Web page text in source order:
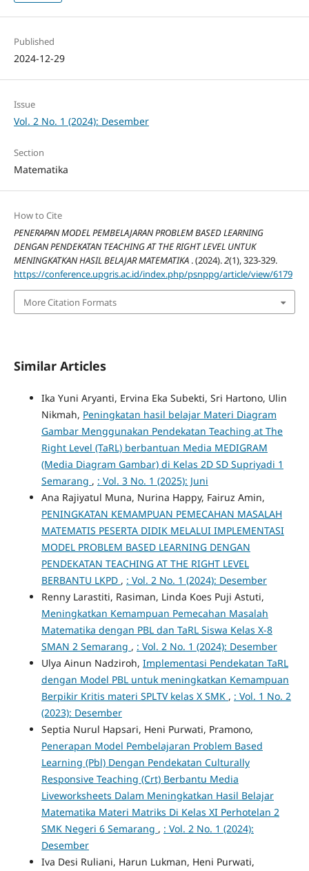
Published
2024-12-29
Issue
Vol. 2 No. 1 (2024): Desember
Section
Matematika
How to Cite
PENERAPAN MODEL PEMBELAJARAN PROBLEM BASED LEARNING
DENGAN PENDEKATAN TEACHING AT THE RIGHT LEVEL UNTUK
MENINGKATKAN HASIL BELAJAR MATEMATIKA . (2024).2(1), 323-329.
https://conference.upgris.ac.id/index.php/psnppg/article/view/6179
More Citation Formats
Similar Articles
Ika Yuni Aryanti, Ervina Eka Subekti, Sri Hartono, Ulin
Nikmah, Peningkatan hasil belajar Materi Diagram
Gambar Menggunakan Pendekatan Teaching at The
Right Level (TaRL) berbantuan Media MEDIGRAM
(Media Diagram Gambar) di Kelas 2D SD Supriyadi 1
Semarang , : Vol. 3 No. 1 (2025): Juni
Ana Rajiyatul Muna, Nurina Happy, Fairuz Amin,
PENINGKATAN KEMAMPUAN PEMECAHAN MASALAH
MATEMATIS PESERTA DIDIK MELALUI IMPLEMENTASI
MODEL PROBLEM BASED LEARNING DENGAN
PENDEKATAN TEACHING AT THE RIGHT LEVEL
BERBANTU LKPD , : Vol. 2 No. 1 (2024): Desember
Renny Larastiti, Rasiman, Linda Koes Puji Astuti,
Meningkatkan Kemampuan Pemecahan Masalah
Matematika dengan PBL dan TaRL Siswa Kelas X-8
SMAN 2 Semarang , : Vol. 2 No. 1 (2024): Desember
Ulya Ainun Nadziroh, Implementasi Pendekatan TaRL
dengan Model PBL untuk meningkatkan Kemampuan
Berpikir Kritis materi SPLTV kelas X SMK , : Vol. 1 No. 2
(2023): Desember
Septia Nurul Hapsari, Heni Purwati, Pramono,
Penerapan Model Pembelajaran Problem Based
Learning (Pbl) Dengan Pendekatan Culturally
Responsive Teaching (Crt) Berbantu Media
Liveworksheets Dalam Meningkatkan Hasil Belajar
Matematika Materi Matriks Di Kelas XI Perhotelan 2
SMK Negeri 6 Semarang , : Vol. 2 No. 1 (2024):
Desember
Iva Desi Ruliani, Harun Lukman, Heni Purwati,